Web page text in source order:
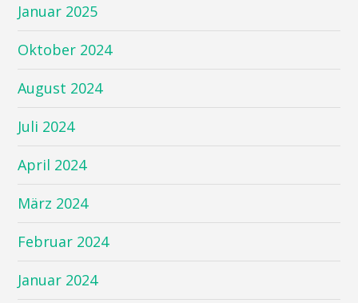
Januar 2025
Oktober 2024
August 2024
Juli 2024
April 2024
März 2024
Februar 2024
Januar 2024